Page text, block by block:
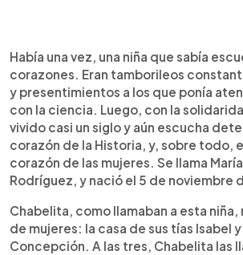
Escuchar artículo
Había una vez, una niña que sabía
corazones. Eran tamborileos
y presentimientos a los que ponía
con la ciencia. Luego, con la
vivido casi un siglo y aún escucha
corazón de la Historia, y, sobre todo,
corazón de las mujeres. Se llama
Rodríguez, y nació el 5 de noviembre
Chabelita, como llamaban a esta niña,
de mujeres: la casa de sus tías Isabel
Concepción. A las tres, Chabelita las